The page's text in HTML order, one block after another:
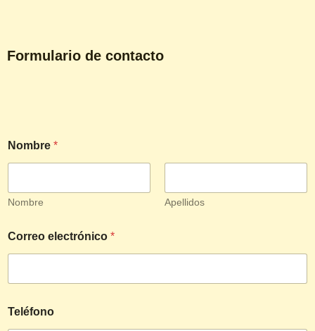
Formulario de contacto
Nombre *
Nombre Apellidos
Correo electrónico *
Teléfono